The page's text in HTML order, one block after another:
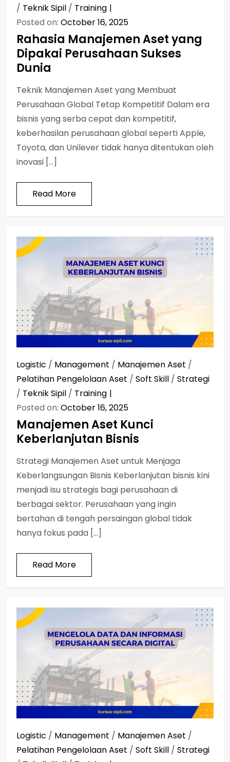
/ Teknik Sipil / Training
Posted on: October 16, 2025
Rahasia Manajemen Aset yang
Dipakai Perusahaan Sukses
Dunia
Teknik Manajemen Aset yang Membuat
Perusahaan Global Tetap Kompetitif Dalam era
bisnis yang serba cepat dan kompetitif,
keberhasilan perusahaan global seperti Apple,
Toyota, dan Unilever tidak hanya ditentukan oleh
inovasi […]
Read More
Logistic / Management / Manajemen Aset /
Pelatihan Pengelolaan Aset / Soft Skill / Strategi
/ Teknik Sipil / Training
Posted on: October 16, 2025
Manajemen Aset Kunci
Keberlanjutan Bisnis
Strategi Manajemen Aset untuk Menjaga
Keberlangsungan Bisnis Keberlanjutan bisnis kini
menjadi isu strategis bagi perusahaan di
berbagai sektor. Perusahaan yang ingin
bertahan di tengah persaingan global tidak
hanya fokus pada […]
Read More
Logistic / Management / Manajemen Aset /
Pelatihan Pengelolaan Aset / Soft Skill / Strategi